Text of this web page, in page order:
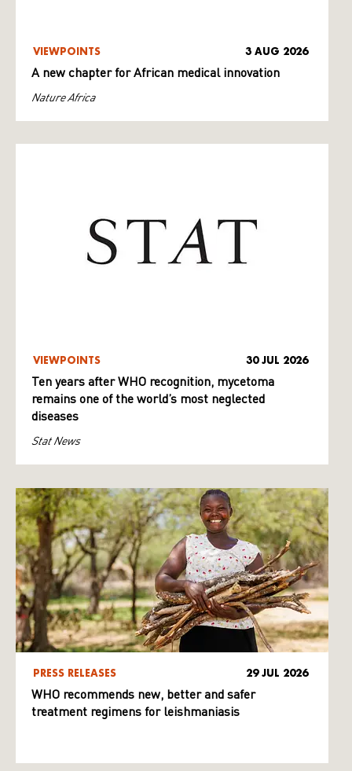
VIEWPOINTS 3 AUG 2026
A new chapter for African medical innovation
Nature Africa
VIEWPOINTS 30 JUL 2026
Ten years after WHO recognition, mycetoma
remains one of the world’s most neglected
diseases
Stat News
PRESS RELEASES 29 JUL 2026
WHO recommends new, better and safer
treatment regimens for leishmaniasis